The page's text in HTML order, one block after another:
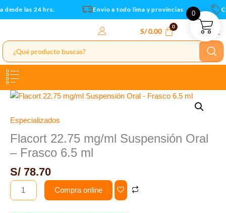
al
las 24 hrs. Envio a todo lima y provincias
S/0.00
Especializados
Flacort 22.75 mg/ml Suspensión Oral
– Frasco 6.5 ml
S/ 78.70
Flacort
mg/ml
Oral
-
Frasco
6.5
Compra online
0
Frasco
ml
cantidad